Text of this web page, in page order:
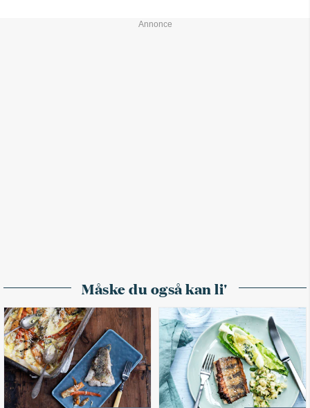
Måske du også kan li'